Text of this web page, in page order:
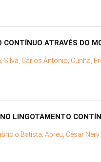
ATRAVÉS DO
Silva, Carlos Ântonio; Cunha,
LINGOTAMENTO
Batista; Abreu, César Nery